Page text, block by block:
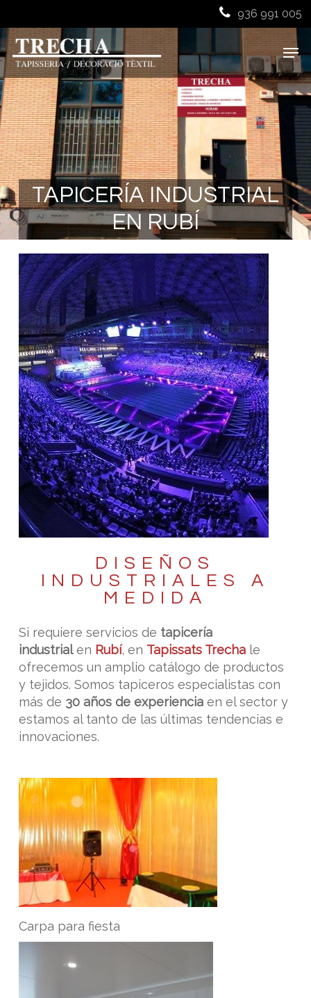
to
main
content
936 991 005
TAPICERÍA INDUSTRIAL
EN RUBÍ
DISEÑOS
INDUSTRIALES A
MEDIDA
Si requiere servicios de tapicería
industrialen Rubí, en Tapissats Trecha le
ofrecemos un amplio catálogo de productos
y tejidos. Somos tapiceros especialistas con
más de 30 años de experiencia en el sector y
estamos al tanto de las últimas tendencias e
innovaciones.
Carpa para fiesta